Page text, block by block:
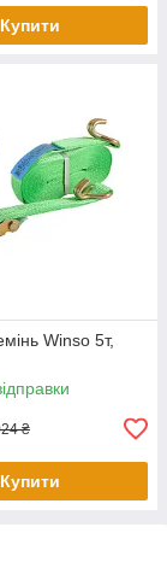
Купити
Winso 5т,
₴
Купити